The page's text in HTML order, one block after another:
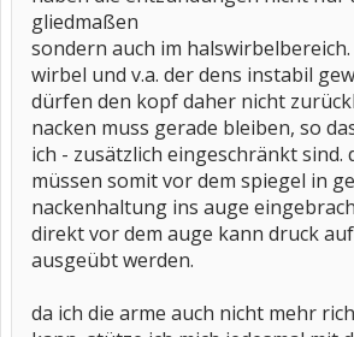
gliedmaßen
sondern auch im
wirbel und v.a. der dens instabil
dürfen den kopf daher nicht
nacken muss gerade bleiben, so
ich - zusätzlich eingeschränkt sind.
müssen somit vor dem spiegel in
nackenhaltung ins auge
direkt vor dem auge kann druck
ausgeübt werden.
da ich die arme auch nicht mehr